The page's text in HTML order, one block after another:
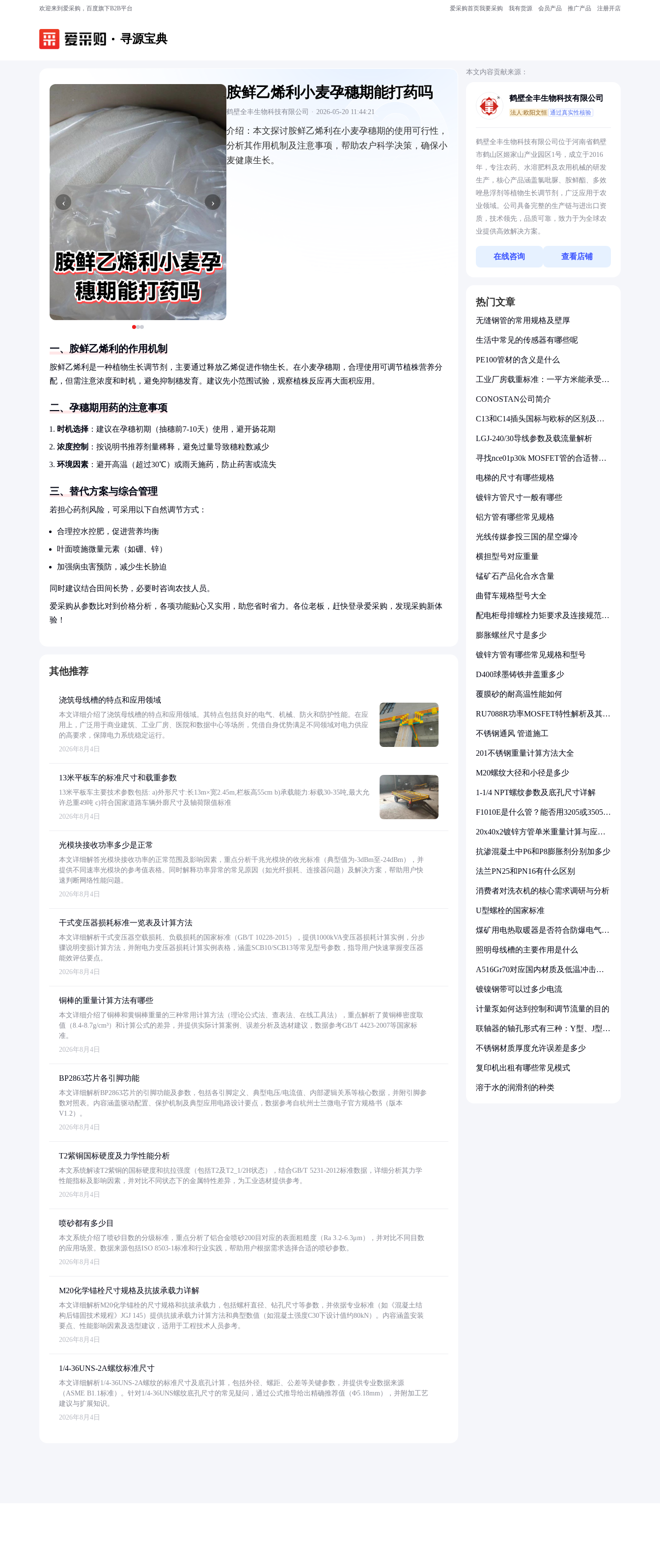
欢迎来到爱采购，百度旗下B2B平台 爱采购首页我要采购 我有货源 会员产品 推广产品 注册开店
寻源宝典
‹ ›
胺鲜乙烯利小麦孕穗期能打药吗
鹤壁全丰生物科技有限公司 · 2026-05-20 11:44:21
介绍： 本文探讨胺鲜乙烯利在小麦孕穗期的使用可行性，
分析其作用机制及注意事项，帮助农户科学决策，确保小
麦健康生长。
一、胺鲜乙烯利的作用机制
胺鲜乙烯利是一种植物生长调节剂，主要通过释放乙烯促进作物生长。在小麦孕穗期，合理使用可调节植株营养分
配，但需注意浓度和时机，避免抑制穗发育。建议先小范围试验，观察植株反应再大面积应用。
二、孕穗期用药的注意事项
时机选择 ：建议在孕穗初期（抽穗前7-10天）使用，避开扬花期
浓度控制 ：按说明书推荐剂量稀释，避免过量导致穗粒数减少
环境因素 ：避开高温（超过30℃）或雨天施药，防止药害或流失
三、替代方案与综合管理
若担心药剂风险，可采用以下自然调节方式：
合理控水控肥，促进营养均衡
叶面喷施微量元素（如硼、锌）
加强病虫害预防，减少生长胁迫
同时建议结合田间长势，必要时咨询农技人员。
爱采购从参数比对到价格分析，各项功能贴心又实用，助您省时省力。各位老板，赶快登录爱采购，发现采购新体
验！
其他推荐
浇筑母线槽的特点和应用领域
本文详细介绍了浇筑母线槽的特点和应用领域。其特点包括良好的电气、机械、防火和防护性能。在应
用上，广泛用于商业建筑、工业厂房、医院和数据中心等场所，凭借自身优势满足不同领域对电力供应
的高要求，保障电力系统稳定运行。
2026年8月4日
13米平板车的标准尺寸和载重参数
13米平板车主要技术参数包括: a)外形尺寸:长13m×宽2.45m,栏板高55cm b)承载能力:标载30-35吨,最大允
许总重49吨 c)符合国家道路车辆外廓尺寸及轴荷限值标准
2026年8月4日
光模块接收功率多少是正常
本文详细解答光模块接收功率的正常范围及影响因素，重点分析千兆光模块的收光标准（典型值为-3dBm至-24dBm），并
提供不同速率光模块的参考值表格。同时解释功率异常的常见原因（如光纤损耗、连接器问题）及解决方案，帮助用户快
速判断网络性能问题。
2026年8月4日
干式变压器损耗标准一览表及计算方法
本文详细解析干式变压器空载损耗、负载损耗的国家标准（GB/T 10228-2015），提供1000kVA变压器损耗计算实例，分步
骤说明变损计算方法，并附电力变压器损耗计算实例表格，涵盖SCB10/SCB13等常见型号参数，指导用户快速掌握变压器
能效评估要点。
2026年8月4日
铜棒的重量计算方法有哪些
本文详细介绍了铜棒和黄铜棒重量的三种常用计算方法（理论公式法、查表法、在线工具法），重点解析了黄铜棒密度取
值（8.4-8.7g/cm³）和计算公式的差异，并提供实际计算案例、误差分析及选材建议，数据参考GB/T 4423-2007等国家标
准。
2026年8月4日
BP2863芯片各引脚功能
本文详细解析BP2863芯片的引脚功能及参数，包括各引脚定义、典型电压/电流值、内部逻辑关系等核心数据，并附引脚参
数对照表。内容涵盖驱动配置、保护机制及典型应用电路设计要点，数据参考自杭州士兰微电子官方规格书（版本
V1.2）。
2026年8月4日
T2紫铜国标硬度及力学性能分析
本文系统解读T2紫铜的国标硬度和抗拉强度（包括T2及T2_1/2H状态），结合GB/T 5231-2012标准数据，详细分析其力学
性能指标及影响因素，并对比不同状态下的金属特性差异，为工业选材提供参考。
2026年8月4日
喷砂都有多少目
本文系统介绍了喷砂目数的分级标准，重点分析了铝合金喷砂200目对应的表面粗糙度（Ra 3.2-6.3μm），并对比不同目数
的应用场景。数据来源包括ISO 8503-1标准和行业实践，帮助用户根据需求选择合适的喷砂参数。
2026年8月4日
M20化学锚栓尺寸规格及抗拔承载力详解
本文详细解析M20化学锚栓的尺寸规格和抗拔承载力，包括螺杆直径、钻孔尺寸等参数，并依据专业标准（如《混凝土结
构后锚固技术规程》JGJ 145）提供抗拔承载力计算方法和典型数值（如混凝土强度C30下设计值约80kN）。内容涵盖安装
要点、性能影响因素及选型建议，适用于工程技术人员参考。
2026年8月4日
1/4-36UNS-2A螺纹标准尺寸
本文详细解析1/4-36UNS-2A螺纹的标准尺寸及底孔计算，包括外径、螺距、公差等关键参数，并提供专业数据来源
（ASME B1.1标准）。针对1/4-36UNS螺纹底孔尺寸的常见疑问，通过公式推导给出精确推荐值（Φ5.18mm），并附加工艺
建议与扩展知识。
2026年8月4日
本文内容贡献来源：
鹤壁全丰生物科技有限公司
法人:欧阳文恒 通过真实性核验
鹤壁全丰生物科技有限公司位于河南省鹤壁
市鹤山区姬家山产业园区1号，成立于2016
年，专注农药、水溶肥料及农用机械的研发
生产，核心产品涵盖氯吡脲、胺鲜酯、多效
唑悬浮剂等植物生长调节剂，广泛应用于农
业领域。公司具备完整的生产链与进出口资
质，技术领先，品质可靠，致力于为全球农
业提供高效解决方案。
在线咨询 查看店铺
热门文章
无缝钢管的常用规格及壁厚
生活中常见的传感器有哪些呢
PE100管材的含义是什么
工业厂房载重标准：一平方米能承受多
CONOSTAN公司简介
C13和C14插头国标与欧标的区别及其
LGJ-240/30导线参数及载流量解析
寻找nce01p30k MOSFET管的合适替代
电梯的尺寸有哪些规格
镀锌方管尺寸一般有哪些
铝方管有哪些常见规格
光线传媒参投三国的星空爆冷
横担型号对应重量
锰矿石产品化合水含量
曲臂车规格型号大全
配电柜母排螺栓力矩要求及连接规范详
膨胀螺丝尺寸是多少
镀锌方管有哪些常见规格和型号
D400球墨铸铁井盖重多少
覆膜砂的耐高温性能如何
RU7088R功率MOSFET特性解析及其在
不锈钢通风 管道施工
201不锈钢重量计算方法大全
M20螺纹大径和小径是多少
1-1/4 NPT螺纹参数及底孔尺寸详解
F1010E是什么管？能否用3205或3505代
20x40x2镀锌方管单米重量计算与应用
抗渗混凝土中P6和P8膨胀剂分别加多少
法兰PN25和PN16有什么区别
消费者对洗衣机的核心需求调研与分析
U型螺栓的国家标准
煤矿用电热取暖器是否符合防爆电气设
照明母线槽的主要作用是什么
A516Gr70对应国内材质及低温冲击要
镀镍钢带可以过多少电流
计量泵如何达到控制和调节流量的目的
联轴器的轴孔形式有三种：Y型、J型、
不锈钢材质厚度允许误差是多少
复印机出租有哪些常见模式
溶于水的润滑剂的种类